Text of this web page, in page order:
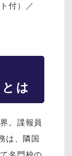
付）／
は
。諜報員
は、隣国